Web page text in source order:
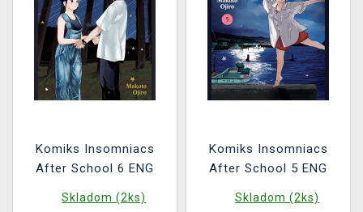
Komiks Insomniacs
After School 6 ENG
Skladom (2ks)
Komiks Insomniacs
After School 5 ENG
Skladom (2ks)